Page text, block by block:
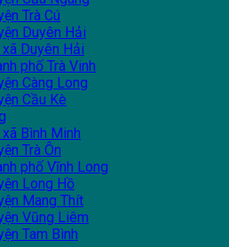
Trà Cú
Duyên Hải
Duyên Hải
phố Trà Vinh
Càng Long
Cầu Kè
Bình Minh
Trà Ôn
phố Vĩnh Long
Long Hồ
Mang Thít
Vũng Liêm
Tam Bình